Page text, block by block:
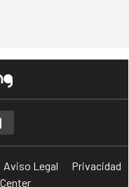
Aviso Legal
Privacidad